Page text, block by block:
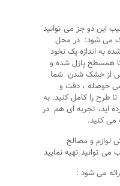
این دو جز می توانید
می شود: در محل
به اندازه یک نخود
همسطح پازل شده و
پس از خشک شدن شما
حوصله ، دقت و
طرح را کامل کنید. به
اید، تجربه ای هم در
می کنید.
لوازم و مصالح
توانید تهیه نمایید
می شود :